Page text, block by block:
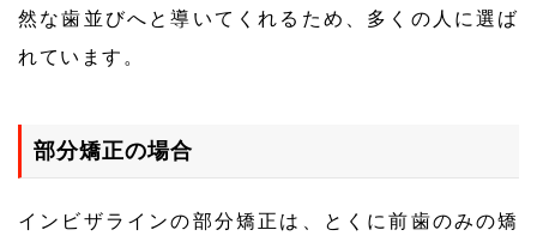
然な歯並びへと導いてくれるため、多くの人に選ば
れています。
部分矯正の場合
インビザラインの部分矯正は、とくに前歯のみの矯